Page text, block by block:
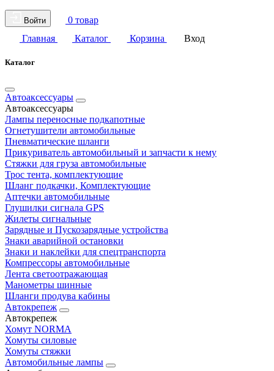
Войти
0 товар
Главная
Каталог Корзина Вход
Каталог
Автоаксессуары
Автоаксессуары
Лампы переносные подкапотные
Огнетушители автомобильные
Пневматические шланги
Прикуриватель автомобильный и запчасти к нему
Стяжки для груза автомобильные
Трос тента, комплектующие
Шланг подкачки, Комплектующие
Аптечки автомобильные
Глушилки сигнала GPS
Жилеты сигнальные
Зарядные и Пускозарядные устройства
Знаки аварийной остановки
Знаки и наклейки для спецтранспорта
Компрессоры автомобильные
Лента светоотражающая
Манометры шинные
Шланги продува кабины
Автокрепеж
Автокрепеж
Хомут NORMA
Хомуты силовые
Хомуты стяжки
Автомобильные лампы